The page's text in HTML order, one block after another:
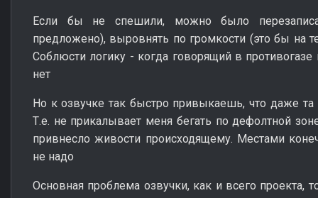
Если бы не спешили, можно было
предложено), выровнять по громкости (это бы на
Соблюсти логику - когда говорящий в
нет
Но к озвучке так быстро привыкаешь, что даже
Т.е. не прикалывает меня бегать по дефолтной
привнесло живости происходящему. Местами
не надо
Основная проблема озвучки, как и всего проекта,